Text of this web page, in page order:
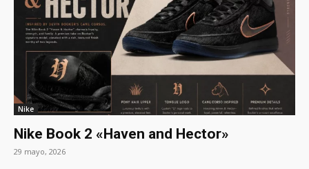
Nike
Nike Book 2 «Haven and Hector»
29 mayo, 2026